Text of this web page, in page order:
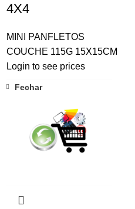
4X4
MINI PANFLETOS
COUCHE 115G 15X15CM
Login to see prices
Fechar